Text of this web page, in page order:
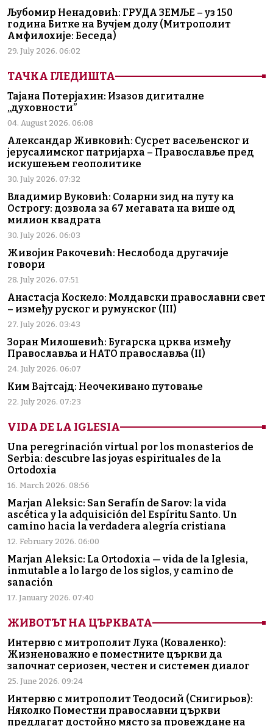
Љубомир Ненадовић: ГРУДА ЗЕМЉЕ – уз 150
година Битке на Вучјем долу (Митрополит
Амфилохије: Беседа)
29. July 2026. 06:02
ТАЧКА ГЛЕДИШТА
Тајана Потерјахин: Изазов дигиталне
„духовности”
04. August 2026. 06:08
Александар Живковић: Сусрет васељенског и
јерусалимског патријарха – Православље пред
искушењем геополитике
30. July 2026. 07:32
Владимир Вуковић: Соларни зид на путу ка
Острогу: дозвола за 67 мегавата на више од
милион квадрата
30. July 2026. 06:03
Живојин Ракочевић: Неслобода другачије
говори
28. July 2026. 07:51
Анастасја Коскело: Молдавски православни свет
– између руског и румунског (III)
27. July 2026. 03:43
Зоран Милошевић: Бугарска црква између
Православља и НАТО православља (II)
24. July 2026. 06:07
Ким Вајтсајд: Неочекивано путовање
22. July 2026. 07:23
VIDA DE LA IGLESIA
Una peregrinación virtual por los monasterios de
Serbia: descubre las joyas espirituales de la
Ortodoxia
16. March 2026. 08:56
Marjan Aleksic: San Serafín de Sarov: la vida
ascética y la adquisición del Espíritu Santo. Un
camino hacia la verdadera alegría cristiana
12. February 2026. 06:00
Marjan Aleksic: La Ortodoxia — vida de la Iglesia,
inmutable a lo largo de los siglos, y camino de
sanación
17. January 2026. 07:40
ЖИВОТЪТ НА ЦЪРКВАТА
Интервю с митрополит Лука (Коваленко):
Жизненоважно е поместните църкви да
започнат сериозен, честен и системен диалог
25. June 2026. 09:24
Интервю с митрополит Теодосий (Снигирьов):
Няколко Поместни православни църкви
предлагат достойно място за провеждане на